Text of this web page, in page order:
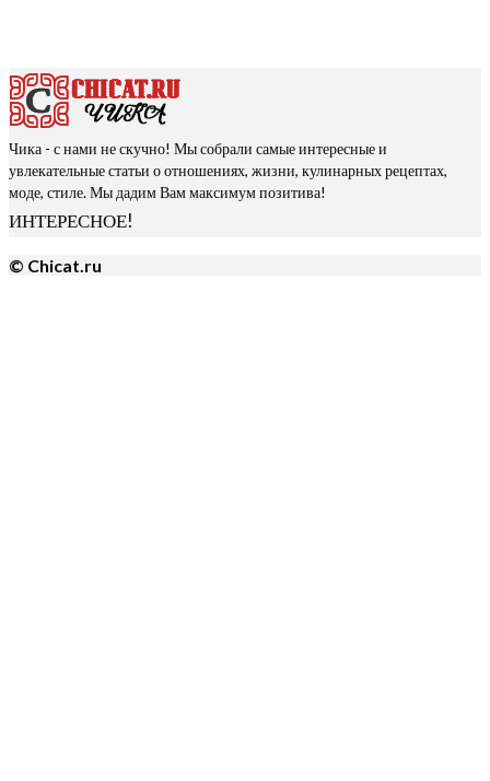
Чика - с нами не скучно! Мы собрали самые интересные и
увлекательные статьи о отношениях, жизни, кулинарных рецептах,
моде, стиле. Мы дадим Вам максимум позитива!
ИНТЕРЕСНОЕ!
© Chicat.ru